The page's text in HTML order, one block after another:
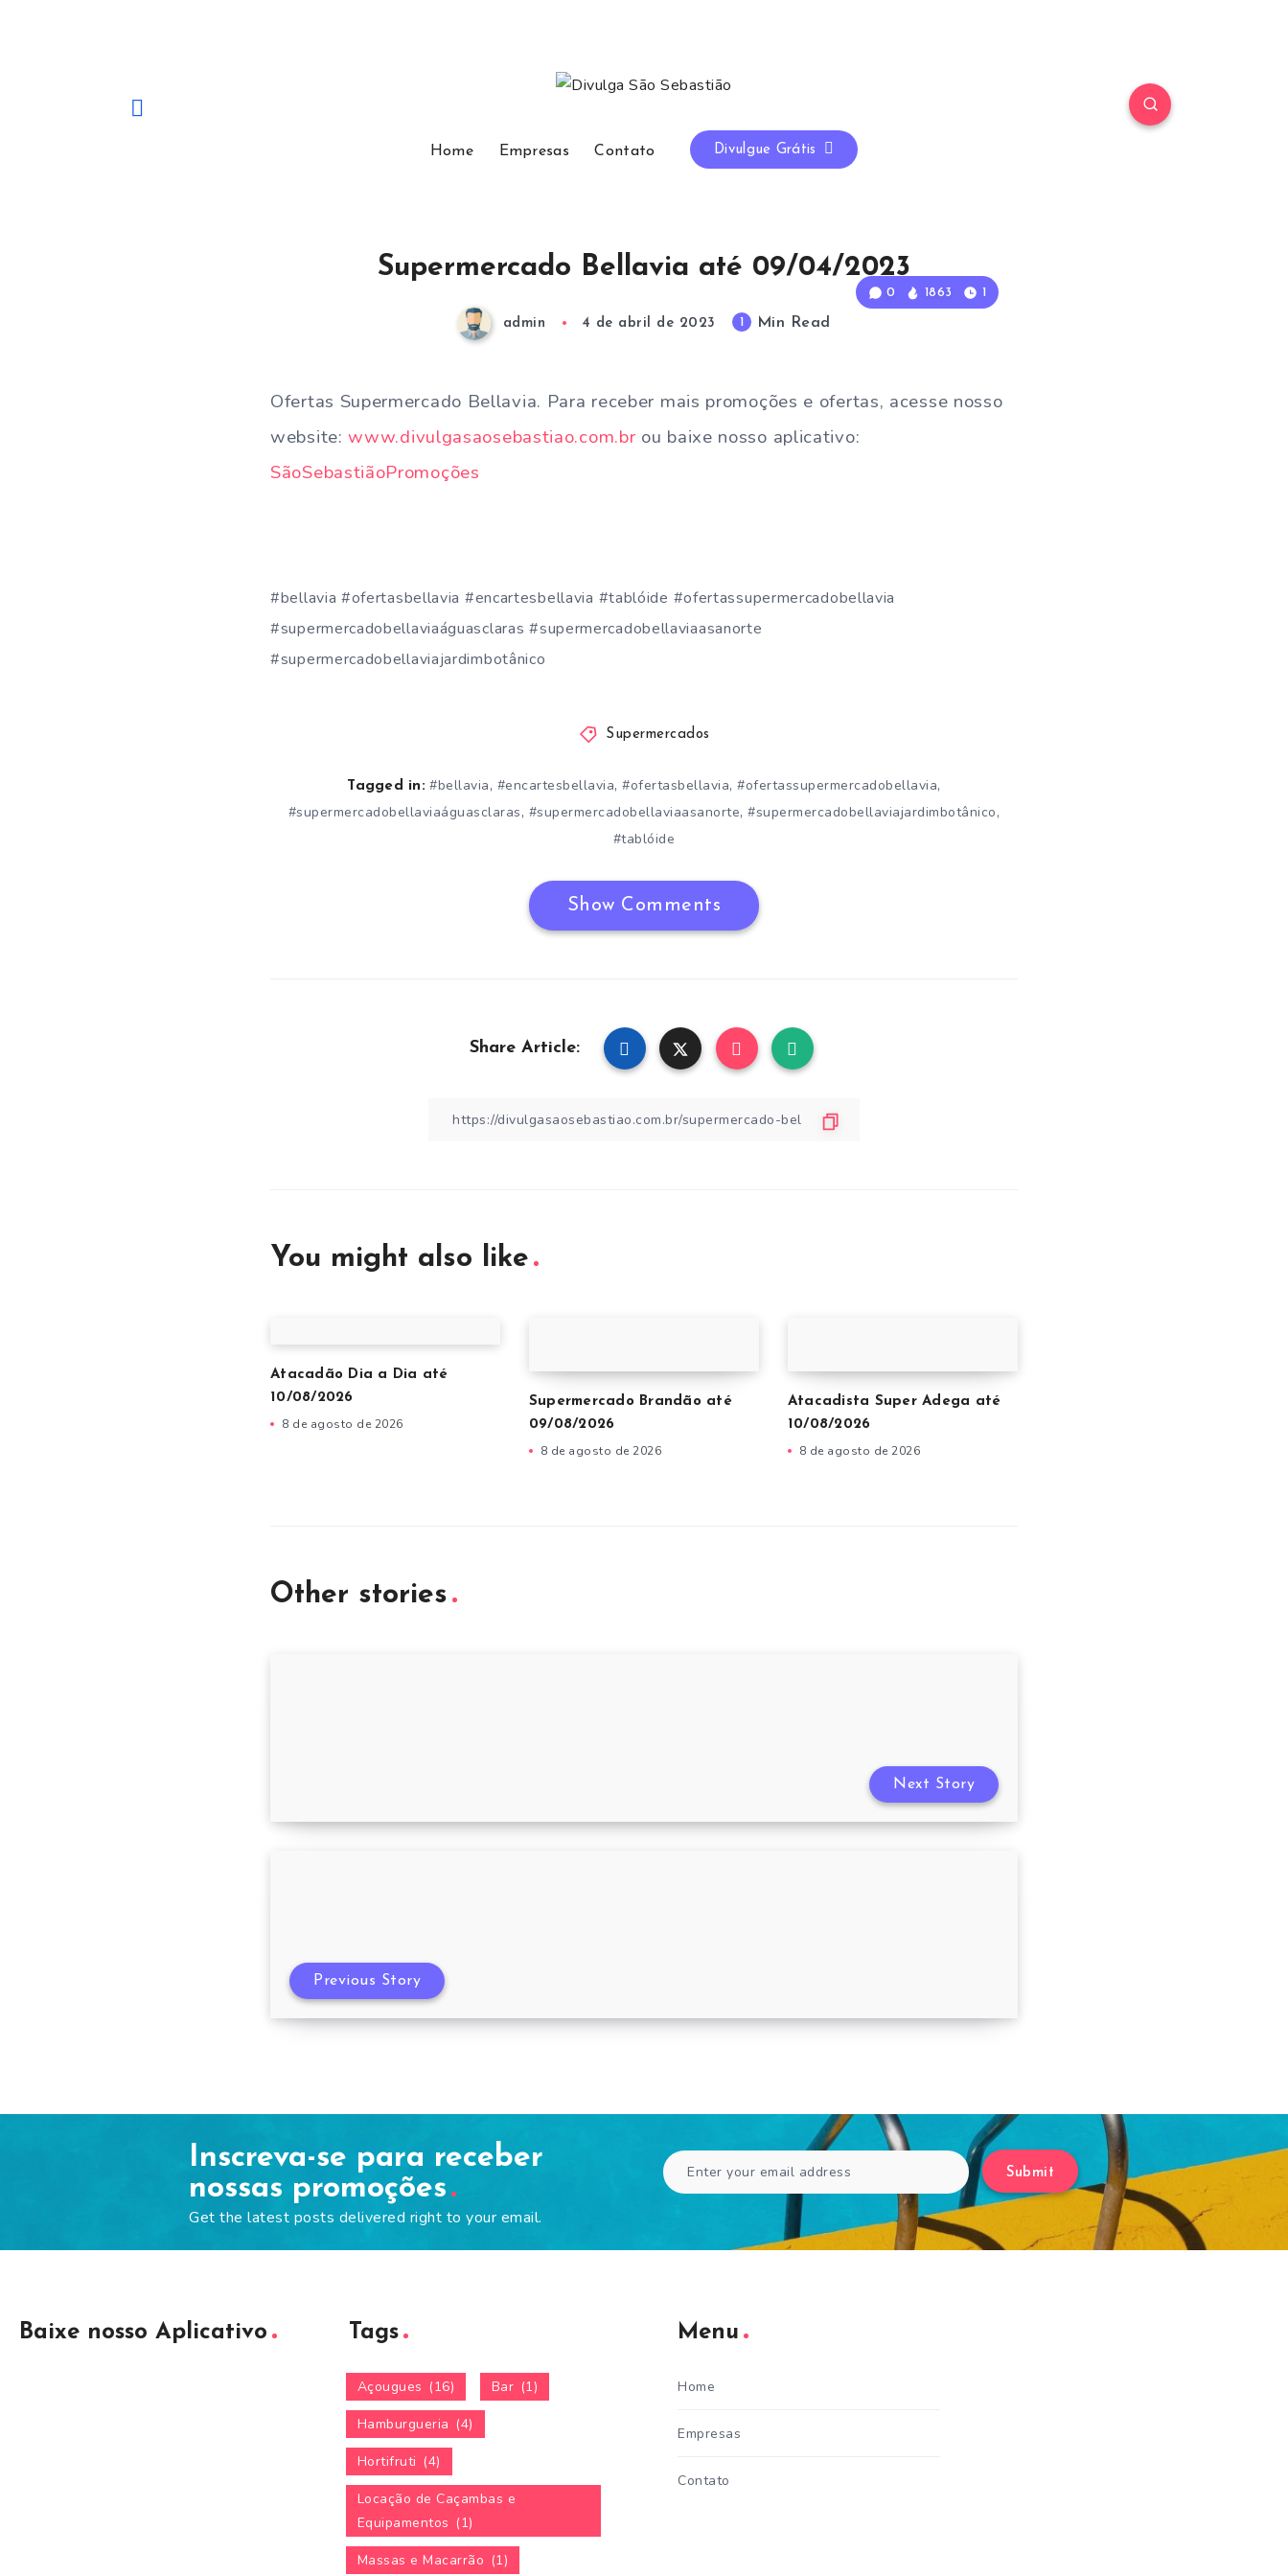
Home Empresas Contato Divulgue Grátis
0 1863 1
Supermercado Bellavia até 09/04/2023
admin 4 de abril de 2023 Min Read
Ofertas Supermercado Bellavia. Para receber mais promoções e ofertas, acesse nosso
website:www.divulgasaosebastiao.com.br ou baixe nosso aplicativo:
SãoSebastiãoPromoções
#bellavia #ofertasbellavia #encartesbellavia #tablóide #ofertassupermercadobellavia
#supermercadobellaviaáguasclaras #supermercadobellaviaasanorte
#supermercadobellaviajardimbotânico
Supermercados
Tagged in: #bellavia, #encartesbellavia,#ofertasbellavia,#ofertassupermercadobellavia,
#supermercadobellaviaáguasclaras, #supermercadobellaviaasanorte,#supermercadobellaviajardimbotânico,
#tablóide
Show Comments
Share Article:
You might also like
Atacadão Dia a Dia até
10/08/2026
8 de agosto de 2026
Supermercado Brandão até
09/08/2026
8 de agosto de 2026
Atacadista Super Adega até
10/08/2026
8 de agosto de 2026
Other stories
Next Story
Previous Story
Inscreva-se para receber
nossas promoções
Get the latest posts delivered right to your email.
Submit
Baixe nosso Aplicativo Tags
Açougues (16) Bar (1)
Hamburgueria (4)
Hortifruti (4)
Locação de Caçambas e
Equipamentos (1)
Massas e Macarrão (1)
Menu
Home
Empresas
Contato